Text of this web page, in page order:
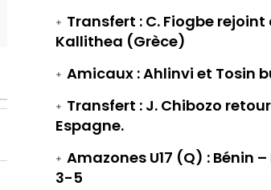
Transfert : C. Fiogbe rejoint
Kallithea (Grèce)
Amicaux : Ahlinvi et Tosin
Transfert : J. Chibozo
Espagne.
Amazones U17 (Q) : Bénin
3-5